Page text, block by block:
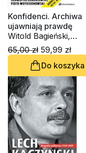
Konfidenci. Archiwa
ujawniają prawdę
Witold Bagieński,
Różaniec ESPE, Piotr
Woyciechowski
65,00 zł 59,99 zł
Do koszyka